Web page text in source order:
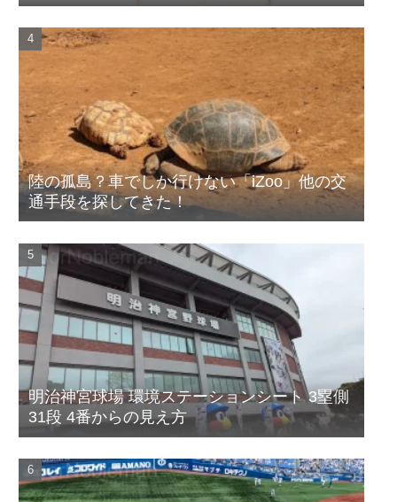
陸の孤島？車でしか行けない「iZoo」他の交
通手段を探してきた！
明治神宮球場 環境ステーションシート 3塁側
31段 4番からの見え方